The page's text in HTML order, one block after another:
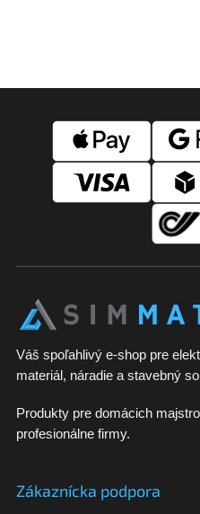
Váš spoľahlivý e-shop pre
materiál, náradie a stavebný
Produkty pre domácich
profesionálne firmy.
Zákaznícka podpora